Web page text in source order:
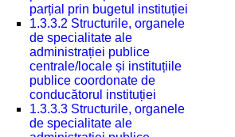
parțial prin bugetul instituției
1.3.3.2 Structurile, organele
de specialitate ale
administrației publice
centrale/locale și instituțiile
publice coordonate de
conducătorul instituției
1.3.3.3 Structurile, organele
de specialitate ale